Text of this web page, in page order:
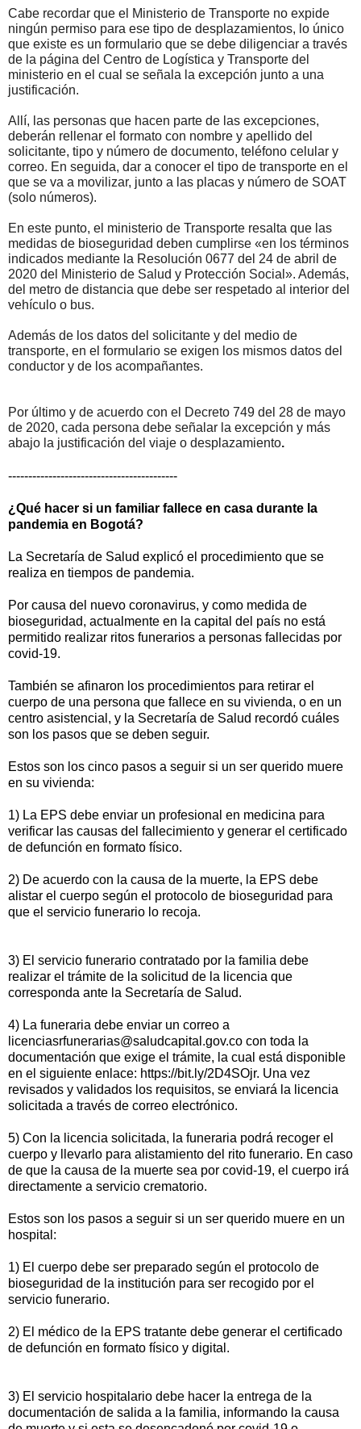
Cabe recordar que el Ministerio de Transporte no expide
ningún permiso para ese tipo de desplazamientos, lo único
que existe es un formulario que se debe diligenciar a través
de la página del Centro de Logística y Transporte del
ministerio en el cual se señala la excepción junto a una
justificación.
Allí, las personas que hacen parte de las excepciones,
deberán rellenar el formato con nombre y apellido del
solicitante, tipo y número de documento, teléfono celular y
correo. En seguida, dar a conocer el tipo de transporte en el
que se va a movilizar, junto a las placas y número de SOAT
(solo números).
En este punto, el ministerio de Transporte resalta que las
medidas de bioseguridad deben cumplirse «en los términos
indicados mediante la Resolución 0677 del 24 de abril de
2020 del Ministerio de Salud y Protección Social». Además,
del metro de distancia que debe ser respetado al interior del
vehículo o bus.
Además de los datos del solicitante y del medio de
transporte, en el formulario se exigen los mismos datos del
conductor y de los acompañantes.
Por último y de acuerdo con el Decreto 749 del 28 de mayo
de 2020, cada persona debe señalar la excepción y más
abajo la justificación del viaje o desplazamiento.
------------------------------------------
¿Qué hacer si un familiar fallece en casa durante la
pandemia en Bogotá?
La Secretaría de Salud explicó el procedimiento que se
realiza en tiempos de pandemia.
Por causa del nuevo coronavirus, y como medida de
bioseguridad, actualmente en la capital del país no está
permitido realizar ritos funerarios a personas fallecidas por
covid-19.
También se afinaron los procedimientos para retirar el
cuerpo de una persona que fallece en su vivienda, o en un
centro asistencial, y la Secretaría de Salud recordó cuáles
son los pasos que se deben seguir.
Estos son los cinco pasos a seguir si un ser querido muere
en su vivienda:
1) La EPS debe enviar un profesional en medicina para
verificar las causas del fallecimiento y generar el certificado
de defunción en formato físico.
2) De acuerdo con la causa de la muerte, la EPS debe
alistar el cuerpo según el protocolo de bioseguridad para
que el servicio funerario lo recoja.
3) El servicio funerario contratado por la familia debe
realizar el trámite de la solicitud de la licencia que
corresponda ante la Secretaría de Salud.
4) La funeraria debe enviar un correo a
licenciasrfunerarias@saludcapital.gov.co con toda la
documentación que exige el trámite, la cual está disponible
en el siguiente enlace: https://bit.ly/2D4SOjr. Una vez
revisados y validados los requisitos, se enviará la licencia
solicitada a través de correo electrónico.
5) Con la licencia solicitada, la funeraria podrá recoger el
cuerpo y llevarlo para alistamiento del rito funerario. En caso
de que la causa de la muerte sea por covid-19, el cuerpo irá
directamente a servicio crematorio.
Estos son los pasos a seguir si un ser querido muere en un
hospital:
1) El cuerpo debe ser preparado según el protocolo de
bioseguridad de la institución para ser recogido por el
servicio funerario.
2) El médico de la EPS tratante debe generar el certificado
de defunción en formato físico y digital.
3) El servicio hospitalario debe hacer la entrega de la
documentación de salida a la familia, informando la causa